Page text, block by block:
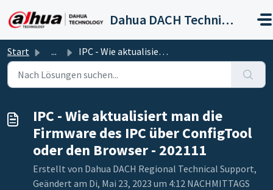
Dahua DACH Technical Support
Start ... IPC - Wie aktualisiert man die Firmware des IPC über Conf...
IPC - Wie aktualisiert man die
Firmware des IPC über ConfigTool
oder den Browser - 202111
Erstellt von Dahua DACH Regional Technical Support,
Geändert am Di, Mai 23, 2023 um 4:12 NACHMITTAGS